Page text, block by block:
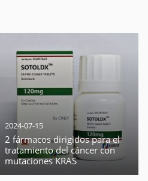
2024-07-15
2 fármacos dirigidos para el
tratamiento del cáncer con
mutaciones KRAS